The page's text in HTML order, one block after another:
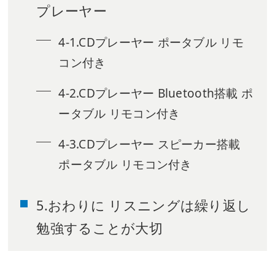
プレーヤー
4-1.CDプレーヤー ポータブル リモ
コン付き
4-2.CDプレーヤー Bluetooth搭載 ポ
ータブル リモコン付き
4-3.CDプレーヤー スピーカー搭載
ポータブル リモコン付き
5.おわりに リスニングは繰り返し
勉強することが大切